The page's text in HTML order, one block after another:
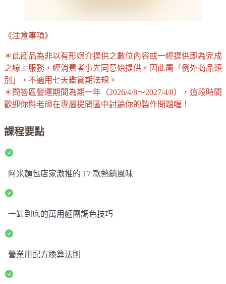
《注意事項》
＊此商品為非以有形媒介提供之數位內容或一經提供即為完成
之線上服務，經消費者事先同意始提供。因此屬「例外商品類
別」，不適用七天鑑賞期法規。
＊問答區營運期間為期一年（2026/4/8～2027/4/8），這段時間
歡迎你與老師在專屬提問區中討論你的製作問題喔！
課程要點
阿米麵包店家激推的 17 款熱銷風味
一缸到底的萬用麵團調色技巧
營業用配方換算法則